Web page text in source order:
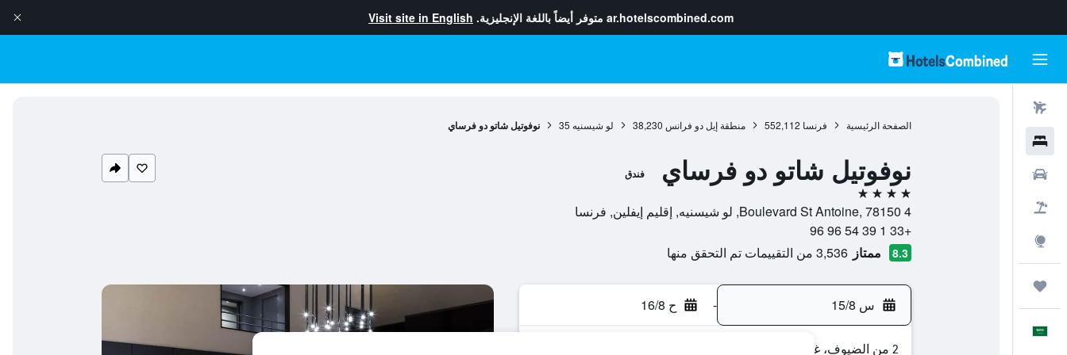
ar.hotelscombined.com متوفر أيضاً باللغة الإنجليزية. Visit site in English
الصفحة الرئيسية فرنسا 552,112 منطقة إيل دو فرانس 38,230 لو شيسنيه 35 نوفوتيل شاتو دو فرساي
نوفوتيل شاتو دو فرساي فندق
4 نجوم
4 Boulevard St Antoine, 78150, لو شيسنيه, إقليم إيفلين, فرنسا
+33 1 39 54 96 96
8.3 ممتاز 3,536 من التقييمات تم التحقق منها
س 15/8 - ح 16/8
2 من الضيوف، غرفة واحدة